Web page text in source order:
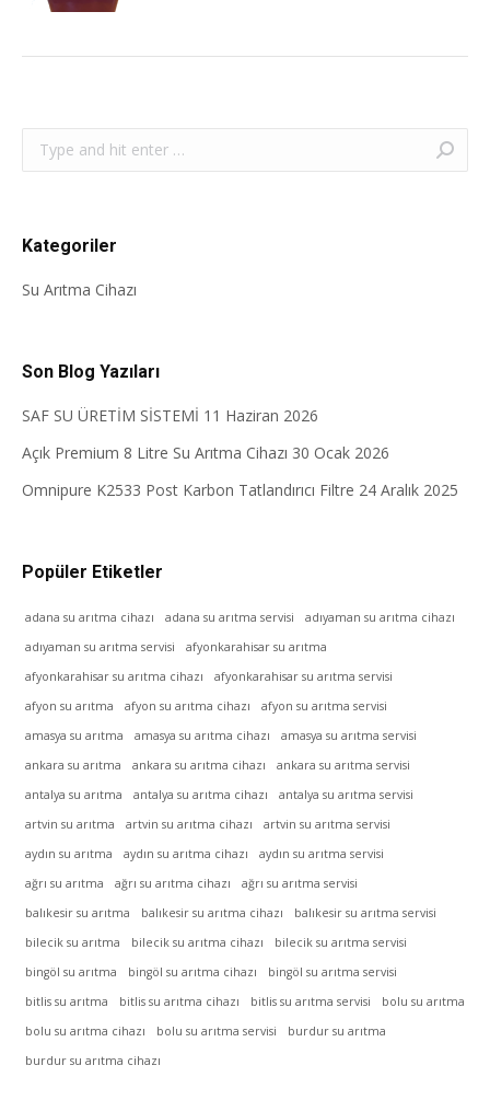
Kategoriler
Su Arıtma Cihazı
Son Blog Yazıları
SAF SU ÜRETİM SİSTEMİ 11 Haziran 2026
Açık Premium 8 Litre Su Arıtma Cihazı 30 Ocak 2026
Omnipure K2533 Post Karbon Tatlandırıcı Filtre 24 Aralık 2025
Popüler Etiketler
adana su arıtma cihazı adana su arıtma servisi
adıyaman su arıtma cihazı
adıyaman su arıtma servisi
afyonkarahisar su arıtma
afyonkarahisar su arıtma cihazı
afyonkarahisar su arıtma servisi
afyon su arıtma
afyon su arıtma cihazı
afyon su arıtma servisi
amasya su arıtma
amasya su arıtma cihazı
amasya su arıtma servisi
ankara su arıtma
ankara su arıtma cihazı
ankara su arıtma servisi
antalya su arıtma
antalya su arıtma cihazı
antalya su arıtma servisi
artvin su arıtma
artvin su arıtma cihazı
artvin su arıtma servisi
aydın su arıtma
aydın su arıtma cihazı
aydın su arıtma servisi
ağrı su arıtma
ağrı su arıtma cihazı
ağrı su arıtma servisi
balıkesir su arıtma
balıkesir su arıtma cihazı
balıkesir su arıtma servisi
bilecik su arıtma
bilecik su arıtma cihazı
bilecik su arıtma servisi
bingöl su arıtma
bingöl su arıtma cihazı
bingöl su arıtma servisi
bitlis su arıtma
bitlis su arıtma cihazı bitlis su arıtma servisi
bolu su arıtma
bolu su arıtma cihazı
bolu su arıtma servisi
burdur su arıtma
burdur su arıtma cihazı